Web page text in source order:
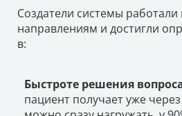
Создатели системы
направлениям и достигли
в:
Быстроте решения
пациент получает уже